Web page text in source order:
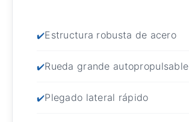
Estructura robusta de acero
Rueda grande autopropulsable
Plegado lateral rápido